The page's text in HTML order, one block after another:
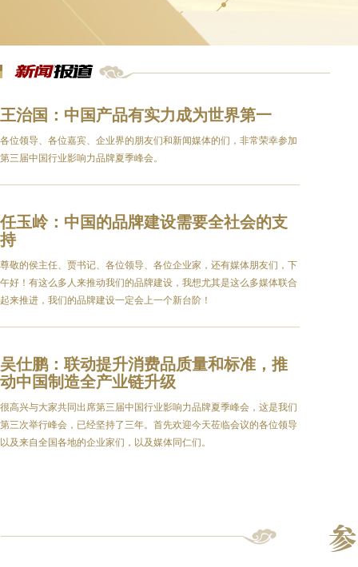
王治国：中国产品有实力成为世界第一
各位领导、各位嘉宾、企业界的朋友们和新闻媒体的们，非常荣幸参加
第三届中国行业影响力品牌夏季峰会。
任玉岭：中国的品牌建设需要全社会的支
持
尊敬的侯主任、贾书记、各位领导、各位企业家，还有媒体朋友们，下
午好！有这么多人来推动我们的品牌建设，我想尤其是这么多媒体联合
起来推进，我们的品牌建设一定会上一个新台阶！
吴仕鹏：联动提升消费品质量和标准，推
动中国制造全产业链升级
很高兴与大家共同出席第三届中国行业影响力品牌夏季峰会，这是我们
第三次举行峰会，已经坚持了三年。首先欢迎今天莅临会议的各位领导
以及来自全国各地的企业家们，以及媒体同仁们。